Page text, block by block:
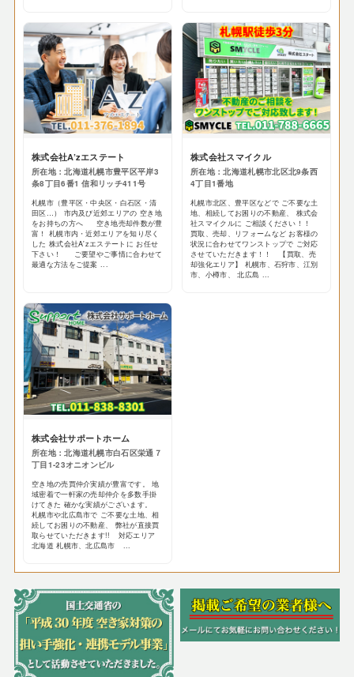
株式会社A’zエステート
所在地：北海道札幌市豊平区平岸3
条8丁目6番1 信和リッチ411号
札幌市（豊平区・中央区・白石区・清
田区…） 市内及び近郊エリアの 空き地
をお持ちの方へ 空き地売却件数が豊
富！ 札幌市内・近郊エリアを知り尽く
した 株式会社A'zエステートに お任せ
下さい！ ご要望やご事情に合わせて
最適な方法をご提案 ...
株式会社スマイクル
所在地：北海道札幌市北区北9条西
4丁目1番地
札幌市北区、豊平区などで ご不要な土
地、相続してお困りの不動産、 株式会
社スマイクルに ご相談ください！！
買取、売却、リフォームなど お客様の
状況に合わせてワンストップで ご対応
させていただきます！！ 【買取、売
却強化エリア】 札幌市、石狩市、江別
市、小樽市、 北広島 ...
株式会社サポートホーム
所在地：北海道札幌市白石区栄通７
丁目1-23オニオンビル
空き地の売買仲介実績が豊富です。 地
域密着で一軒家の売却仲介を多数手掛
けてきた 確かな実績がございます。
札幌市や北広島市で ご不要な土地、相
続してお困りの不動産、 弊社が直接買
取らせていただきます!! 対応エリア
北海道 札幌市、北広島市 ...